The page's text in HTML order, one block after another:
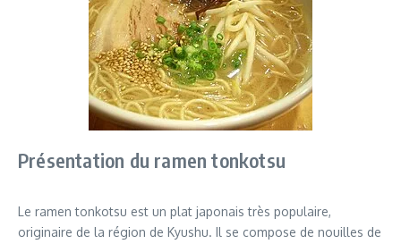
Présentation du ramen tonkotsu
Le ramen tonkotsu est un plat japonais très populaire,
originaire de la région de Kyushu. Il se compose de nouilles de